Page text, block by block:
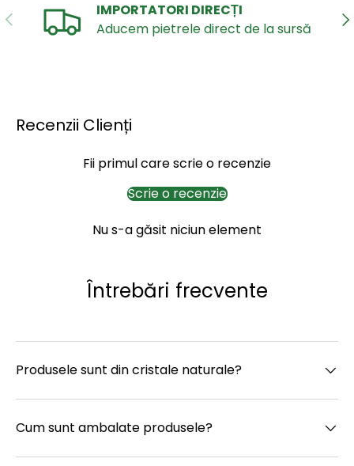
ANTERIOR
IMPORTATORI DIRECȚI
Aducem pietrele direct de la sursă
Recenzii Clienți
Fii primul care scrie o recenzie
Scrie o recenzie
Nu s-a găsit niciun element
Întrebări frecvente
Produsele sunt din cristale naturale?
Cum sunt ambalate produsele?